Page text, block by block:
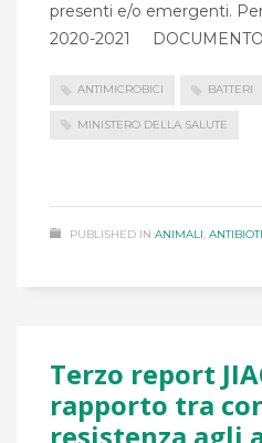
presenti e/o emergenti.
2020-2021 DOCUMENTO
ANTIMICROBICI BATTERI
MINISTERO DELLA SALUTE
PUBLISHED IN ANIMALI,
Terzo report
rapporto tra